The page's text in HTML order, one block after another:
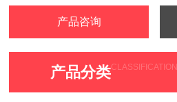
产品咨询
产品分类CLASSIFICATION